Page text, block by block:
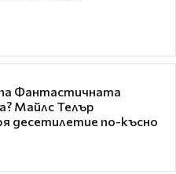
Фантастичната
Майлс Телър
десетилетие по-късно